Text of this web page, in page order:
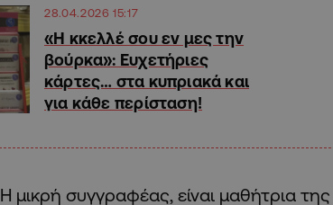
28.04.2026 15:17
«Η κκελλέ σου εν μες την
βούρκα»: Ευχετήριες
κάρτες… στα κυπριακά και
για κάθε περίσταση!
Η μικρή συγγραφέας, είναι μαθήτρια